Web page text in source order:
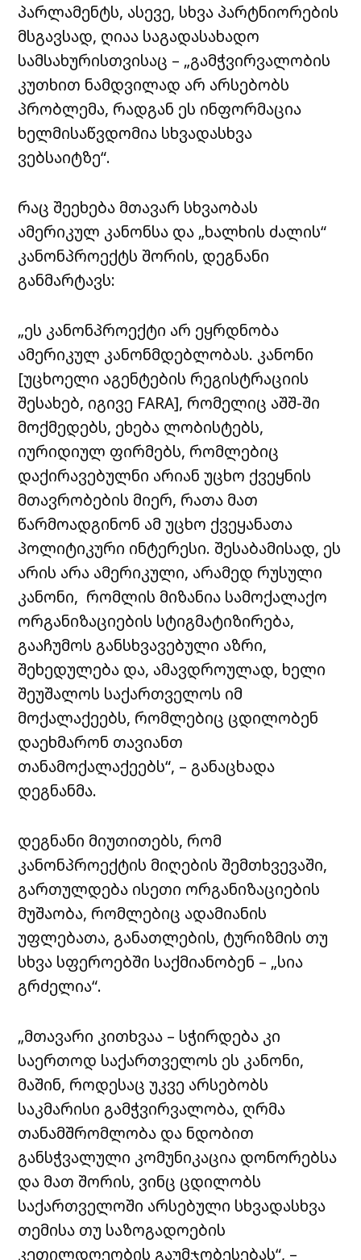
პარლამენტს, ასევე, სხვა პარტნიორების
მსგავსად, ღიაა საგადასახადო
სამსახურისთვისაც – „გამჭვირვალობის
კუთხით ნამდვილად არ არსებობს
პრობლემა, რადგან ეს ინფორმაცია
ხელმისაწვდომია სხვადასხვა
ვებსაიტზე“.
რაც შეეხება მთავარ სხვაობას
ამერიკულ კანონსა და „ხალხის ძალის“
კანონპროექტს შორის, დეგნანი
განმარტავს:
„ეს კანონპროექტი არ ეყრდნობა
ამერიკულ კანონმდებლობას. კანონი
[უცხოელი აგენტების რეგისტრაციის
შესახებ, იგივე FARA], რომელიც აშშ-ში
მოქმედებს, ეხება ლობისტებს,
იურიდიულ ფირმებს, რომლებიც
დაქირავებულნი არიან უცხო ქვეყნის
მთავრობების მიერ, რათა მათ
წარმოადგინონ ამ უცხო ქვეყანათა
პოლიტიკური ინტერესი. შესაბამისად, ეს
არის არა ამერიკული, არამედ რუსული
კანონი, რომლის მიზანია სამოქალაქო
ორგანიზაციების სტიგმატიზირება,
გააჩუმოს განსხვავებული აზრი,
შეხედულება და, ამავდროულად, ხელი
შეუშალოს საქართველოს იმ
მოქალაქეებს, რომლებიც ცდილობენ
დაეხმარონ თავიანთ
თანამოქალაქეებს“, – განაცხადა
დეგნანმა.
დეგნანი მიუთითებს, რომ
კანონპროექტის მიღების შემთხვევაში,
გართულდება ისეთი ორგანიზაციების
მუშაობა, რომლებიც ადამიანის
უფლებათა, განათლების, ტურიზმის თუ
სხვა სფეროებში საქმიანობენ – „სია
გრძელია“.
„მთავარი კითხვაა – სჭირდება კი
საერთოდ საქართველოს ეს კანონი,
მაშინ, როდესაც უკვე არსებობს
საკმარისი გამჭვირვალობა, ღრმა
თანამშრომლობა და ნდობით
განსჭვალული კომუნიკაცია დონორებსა
და მათ შორის, ვინც ცდილობს
საქართველოში არსებული სხვადასხვა
თემისა თუ საზოგადოების
კეთილდღეობის გაუმჯობესებას“, –